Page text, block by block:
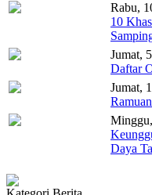
Rabu,
10
Jumat,
Daftar
Jumat,
Daya